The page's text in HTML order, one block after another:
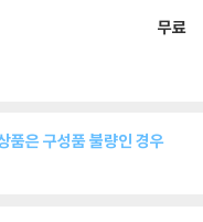
무료
품은 구성품 불량인 경우